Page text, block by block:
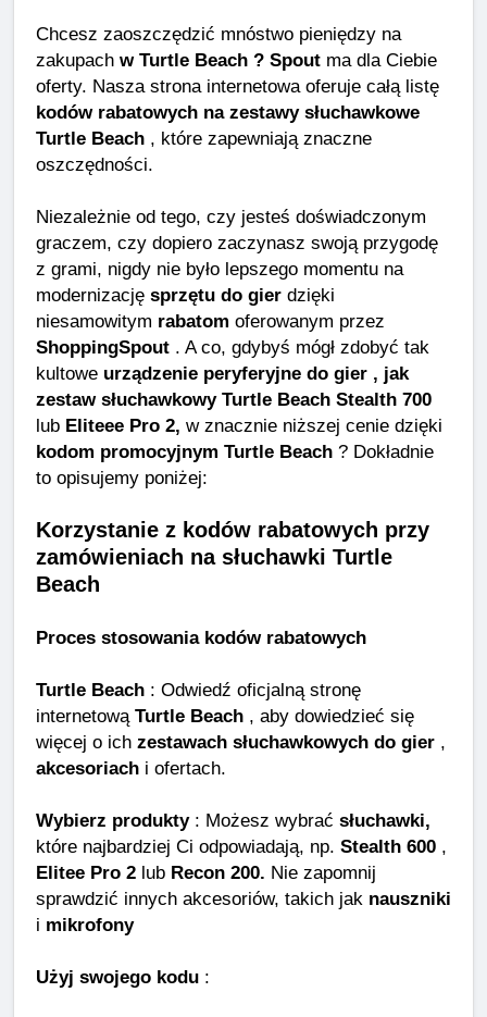
Chcesz zaoszczędzić mnóstwo pieniędzy na
zakupach w Turtle Beach ? Spout ma dla Ciebie
oferty. Nasza strona internetowa oferuje całą listę
kodów rabatowych na zestawy słuchawkowe
Turtle Beach , które zapewniają znaczne
oszczędności.
Niezależnie od tego, czy jesteś doświadczonym
graczem, czy dopiero zaczynasz swoją przygodę
z grami, nigdy nie było lepszego momentu na
modernizację sprzętu do gier dzięki
niesamowitym rabatom oferowanym przez
ShoppingSpout . A co, gdybyś mógł zdobyć tak
kultowe urządzenie peryferyjne do gier , jak
zestaw słuchawkowy Turtle Beach Stealth 700
lub Eliteee Pro 2, w znacznie niższej cenie dzięki
kodom promocyjnym Turtle Beach ? Dokładnie
to opisujemy poniżej:
Korzystanie z kodów rabatowych przy
zamówieniach na słuchawki Turtle
Beach
Proces stosowania kodów rabatowych
Turtle Beach : Odwiedź oficjalną stronę
internetową Turtle Beach , aby dowiedzieć się
więcej o ich zestawach słuchawkowych do gier ,
akcesoriach i ofertach.
Wybierz produkty: Możesz wybrać słuchawki,
które najbardziej Ci odpowiadają, np. Stealth 600 ,
Elitee Pro 2 lub Recon 200. Nie zapomnij
sprawdzić innych akcesoriów, takich jak nauszniki
i mikrofony
Użyj swojego kodu :